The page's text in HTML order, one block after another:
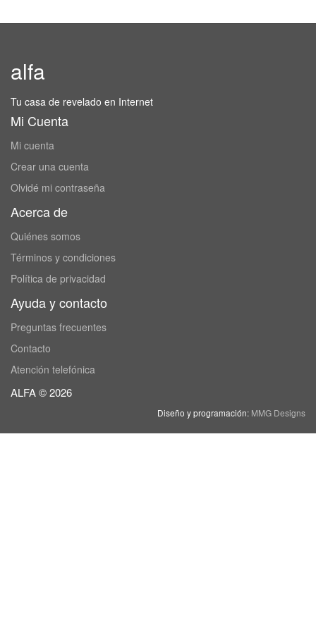
alfa
Tu casa de revelado en Internet
Mi Cuenta
Mi cuenta
Crear una cuenta
Olvidé mi contraseña
Acerca de
Quiénes somos
Términos y condiciones
Política de privacidad
Ayuda y contacto
Preguntas frecuentes
Contacto
Atención telefónica
ALFA © 2026
Diseño y programación: MMG Designs